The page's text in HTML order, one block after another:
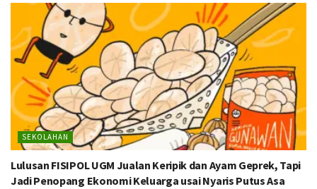
SEKOLAHAN
Lulusan FISIPOL UGM Jualan Keripik dan Ayam Geprek, Tapi
Jadi Penopang Ekonomi Keluarga usai Nyaris Putus Asa